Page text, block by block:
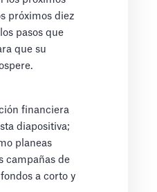
próximos diez
pasos que
que su
financiera
diapositiva;
planeas
campañas de
a corto y